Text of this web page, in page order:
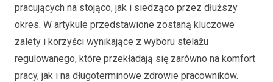
pracujących na stojąco, jak i siedząco przez dłuższy
okres. W artykule przedstawione zostaną kluczowe
zalety i korzyści wynikające z wyboru stelażu
regulowanego, które przekładają się zarówno na komfort
pracy, jak i na długoterminowe zdrowie pracowników.